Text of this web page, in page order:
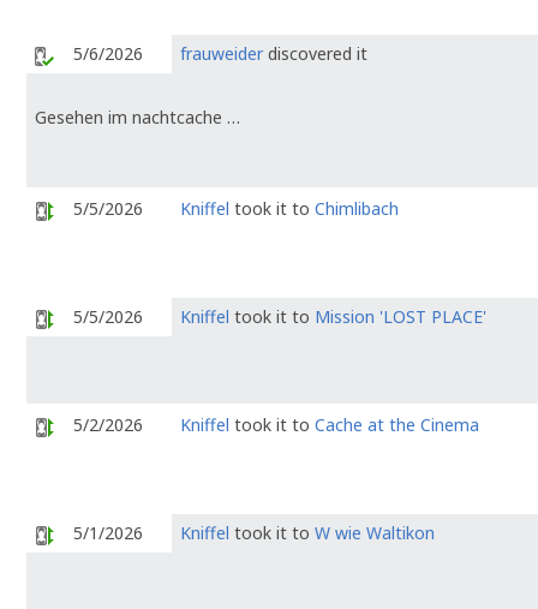
5/6/2026 frauweider discovered it
Gesehen im nachtcache …
5/5/2026 Kniffel took it to Chimlibach
5/5/2026 Kniffel took it to Mission 'LOST PLACE'
5/2/2026 Kniffel took it to Cache at the Cinema
5/1/2026 Kniffel took it to W wie Waltikon